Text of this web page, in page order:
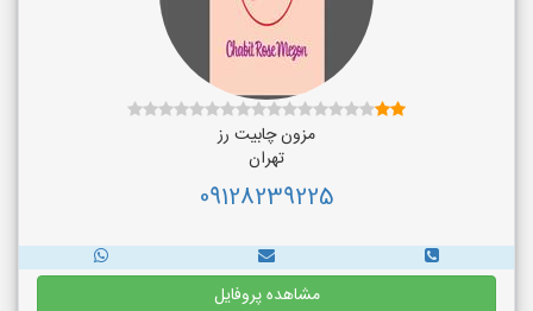
مزون چابیت رز
تهران
09128239225
مشاهده پروفایل